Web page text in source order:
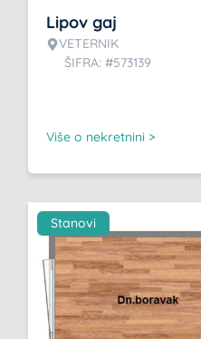
Lipov gaj
VETERNIK
ŠIFRA: #573139
Više o nekretnini >
Stanovi